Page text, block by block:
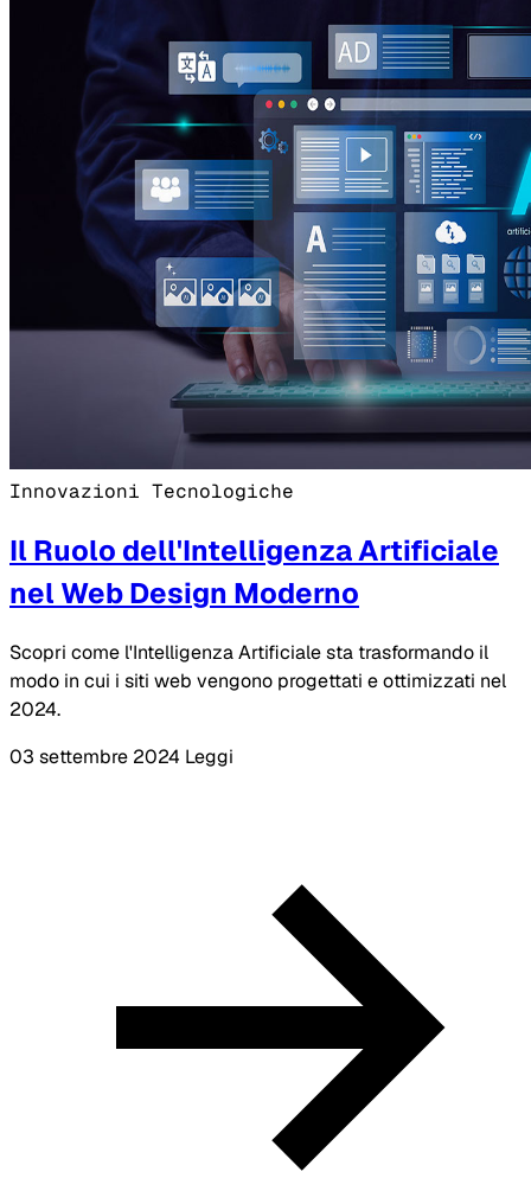
Innovazioni Tecnologiche
Il Ruolo dell'Intelligenza Artificiale
nel Web Design Moderno
Scopri come l'Intelligenza Artificiale sta trasformando il
modo in cui i siti web vengono progettati e ottimizzati nel
2024.
03 settembre 2024 Leggi